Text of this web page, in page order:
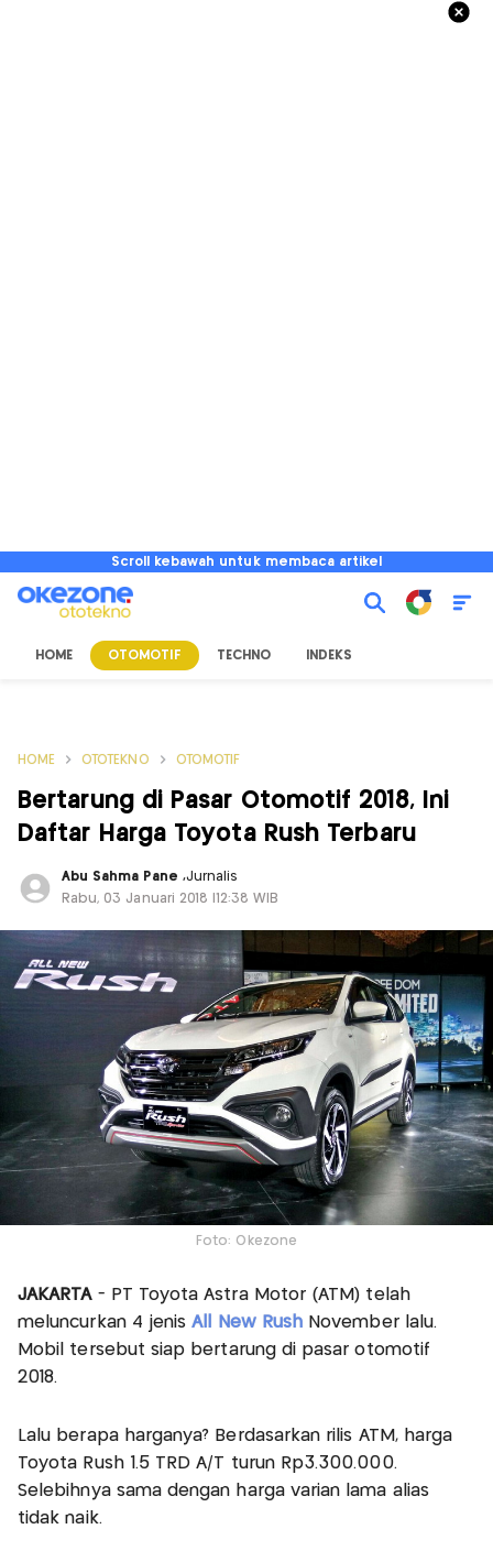
Scroll kebawah untuk membaca artikel
HOME OTOMOTIF TECHNO INDEKS
HOME OTOTEKNO OTOMOTIF
Bertarung di Pasar Otomotif 2018, Ini
Daftar Harga Toyota Rush Terbaru
Abu Sahma Pane ,Jurnalis
Rabu, 03 Januari 2018 |12:38 WIB
Foto: Okezone
JAKARTA- PT Toyota Astra Motor (ATM) telah
meluncurkan 4 jenisAll New Rush November lalu.
Mobil tersebut siap bertarung di pasar otomotif
2018.
Lalu berapa harganya? Berdasarkan rilis ATM, harga
Toyota Rush 1.5 TRD A/T turun Rp3.300.000.
Selebihnya sama dengan harga varian lama alias
tidak naik.